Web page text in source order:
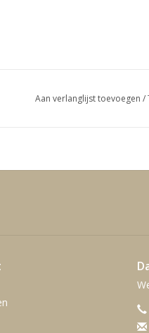
Aan verlanglijst toevoegen /